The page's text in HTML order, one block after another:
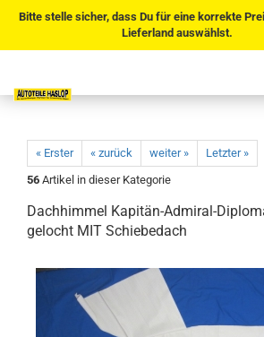
Bitte stelle sicher, dass Du für eine korrekte
Lieferland auswählst.
« Erster « zurück weiter »
Letzter »
56 Artikel in dieser Kategorie
Dachhimmel Kapitän-Admiral-
gelocht MIT Schiebedach